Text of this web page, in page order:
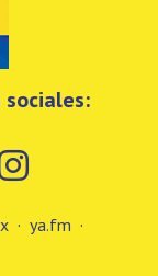
sociales:
· ya.fm ·